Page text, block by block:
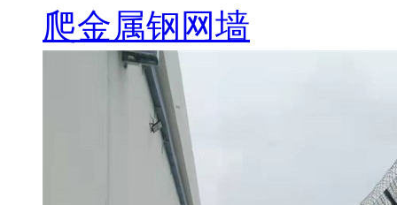
爬金属钢网墙